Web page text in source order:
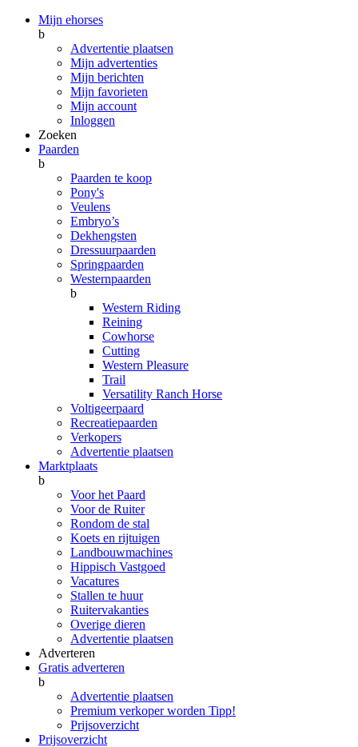
Mijn ehorses
b
Advertentie plaatsen
Mijn advertenties
Mijn berichten
Mijn favorieten
Mijn account
Inloggen
Zoeken
Paarden
b
Paarden te koop
Pony's
Veulens
Embryo’s
Dekhengsten
Dressuurpaarden
Springpaarden
Westernpaarden
b
Western Riding
Reining
Cowhorse
Cutting
Western Pleasure
Trail
Versatility Ranch Horse
Voltigeerpaard
Recreatiepaarden
Verkopers
Advertentie plaatsen
Marktplaats
b
Voor het Paard
Voor de Ruiter
Rondom de stal
Koets en rijtuigen
Landbouwmachines
Hippisch Vastgoed
Vacatures
Stallen te huur
Ruitervakanties
Overige dieren
Advertentie plaatsen
Adverteren
Gratis adverteren
b
Advertentie plaatsen
Premium verkoper worden Tipp!
Prijsoverzicht
Prijsoverzicht